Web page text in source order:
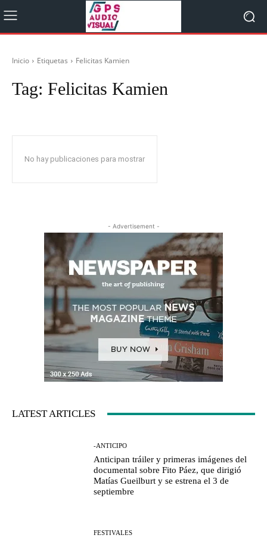
Inicio Etiquetas Felicitas Kamien
Tag: Felicitas Kamien
No hay publicaciones para mostrar
- Advertisement -
LATEST ARTICLES
-ANTICIPO
Anticipan tráiler y primeras imágenes del
documental sobre Fito Páez, que dirigió
Matías Gueilburt y se estrena el 3 de
septiembre
FESTIVALES